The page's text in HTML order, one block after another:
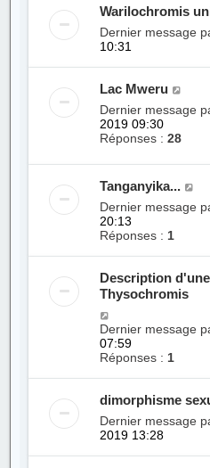
Warilochromis
Dernier message
10:31
Lac Mweru
Dernier message
2019 09:30
Réponses :28
Tanganyika...
Dernier message
20:13
Réponses : 1
Description
Thysochromis
Dernier message
07:59
Réponses : 1
dimorphisme
Dernier message
2019 13:28